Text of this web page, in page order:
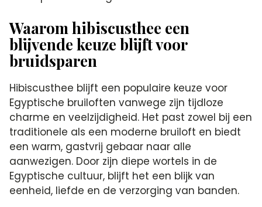
Waarom hibiscusthee een
blijvende keuze blijft voor
bruidsparen
Hibiscusthee blijft een populaire keuze voor
Egyptische bruiloften vanwege zijn tijdloze
charme en veelzijdigheid. Het past zowel bij een
traditionele als een moderne bruiloft en biedt
een warm, gastvrij gebaar naar alle
aanwezigen. Door zijn diepe wortels in de
Egyptische cultuur, blijft het een blijk van
eenheid, liefde en de verzorging van banden.